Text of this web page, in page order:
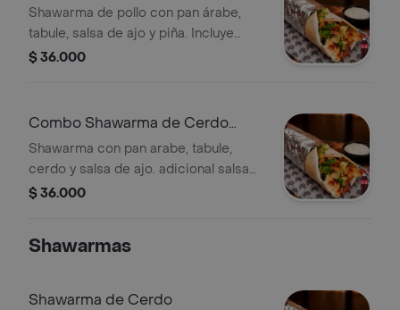
+Cocacola Orig 400ml
Shawarma de pollo con pan árabe,
tabule, salsa de ajo y piña. Incluye
Coca-Cola Original de 400 ml.
$ 36.000
Combo Shawarma de Cerdo
+Cocacola Orig 400ml
Shawarma con pan arabe, tabule,
cerdo y salsa de ajo. adicional salsa
de piña. + Gaseosa.
$ 36.000
Shawarmas
Shawarma de Cerdo